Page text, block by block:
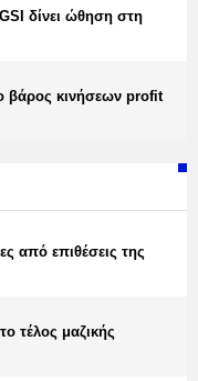
δίνει ώθηση στη
βάρος κινήσεων profit
από επιθέσεις της
τέλος μαζικής